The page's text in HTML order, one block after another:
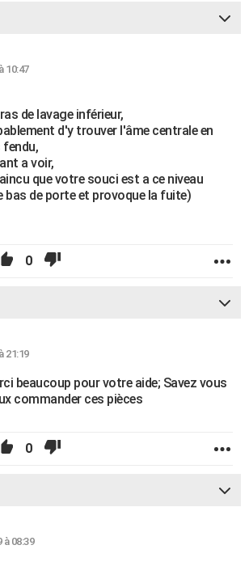
10:47
de lavage inférieur,
d'y trouver l'âme centrale en
fendu,
a voir,
que votre souci est a ce niveau
bas de porte et provoque la fuite)
0
21:19
beaucoup pour votre aide; Savez vous
commander ces pièces
0
à 08:39